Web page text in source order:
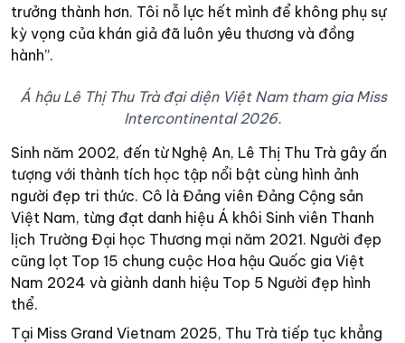
trưởng thành hơn. Tôi nỗ lực hết mình để không phụ sự
kỳ vọng của khán giả đã luôn yêu thương và đồng
hành”.
Á hậu Lê Thị Thu Trà đại diện Việt Nam tham gia Miss
Intercontinental 2026.
Sinh năm 2002, đến từ Nghệ An, Lê Thị Thu Trà gây ấn
tượng với thành tích học tập nổi bật cùng hình ảnh
người đẹp tri thức. Cô là Đảng viên Đảng Cộng sản
Việt Nam, từng đạt danh hiệu Á khôi Sinh viên Thanh
lịch Trường Đại học Thương mại năm 2021. Người đẹp
cũng lọt Top 15 chung cuộc Hoa hậu Quốc gia Việt
Nam 2024 và giành danh hiệu Top 5 Người đẹp hình
thể.
Tại Miss Grand Vietnam 2025, Thu Trà tiếp tục khẳng